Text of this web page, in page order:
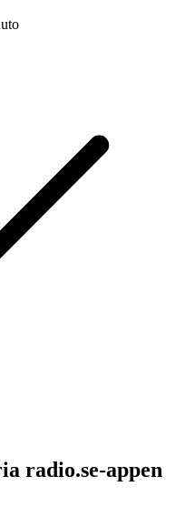
radio.se-appen